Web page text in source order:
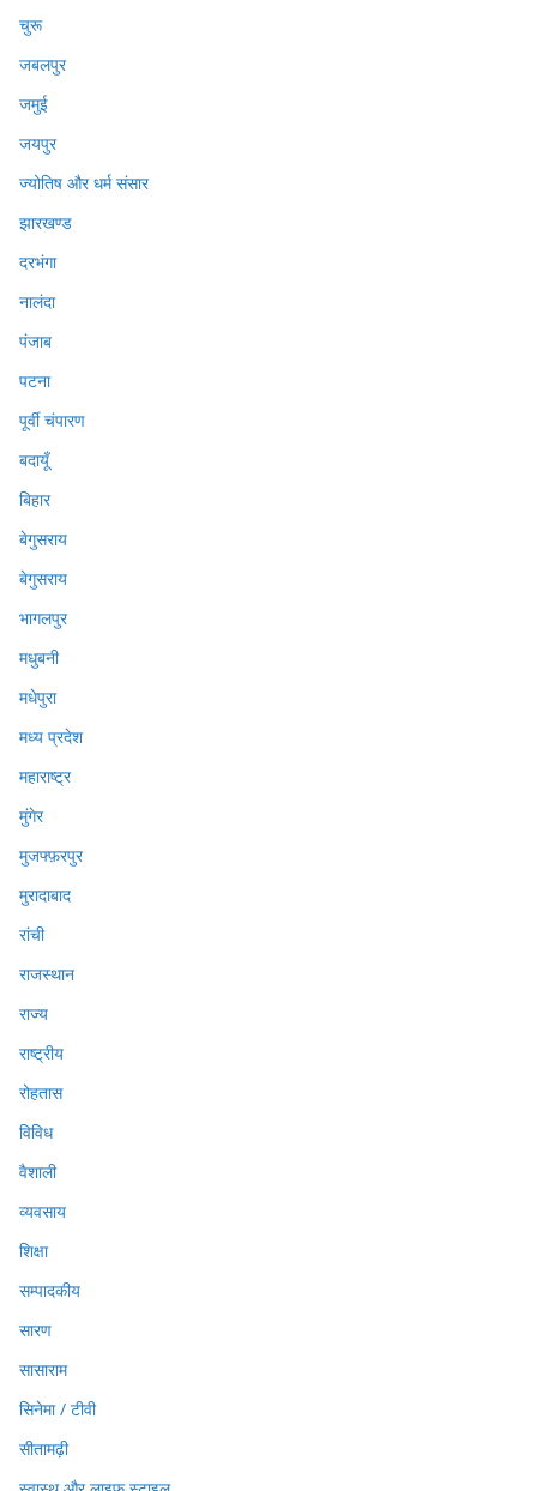
चुरू
जबलपुर
जमुई
जयपुर
ज्योतिष और धर्म संसार
झारखण्ड
दरभंगा
नालंदा
पंजाब
पटना
पूर्वी चंपारण
बदायूँ
बिहार
बेगुसराय
बेगुसराय
भागलपुर
मधुबनी
मधेपुरा
मध्य प्रदेश
महाराष्ट्र
मुंगेर
मुजफ्फ़रपुर
मुरादाबाद
रांची
राजस्थान
राज्य
राष्ट्रीय
रोहतास
विविध
वैशाली
व्यवसाय
शिक्षा
सम्पादकीय
सारण
सासाराम
सिनेमा / टीवी
सीतामढ़ी